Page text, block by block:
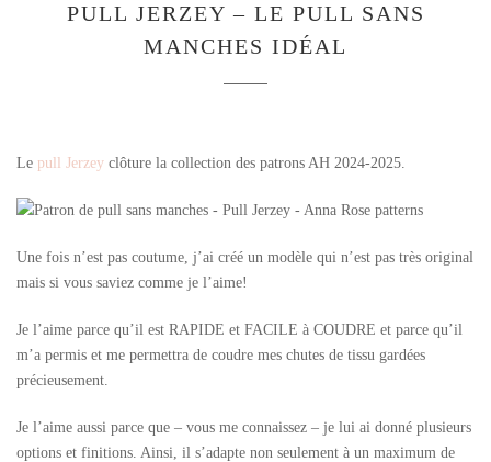
PULL JERZEY – LE PULL SANS
MANCHES IDÉAL
Le pull Jerzey clôture la collection des patrons AH 2024-2025.
Une fois n’est pas coutume, j’ai créé un modèle qui n’est pas très original
mais si vous saviez comme je l’aime!
Je l’aime parce qu’il est RAPIDE et FACILE à COUDRE et parce qu’il
m’a permis et me permettra de coudre mes chutes de tissu gardées
précieusement.
Je l’aime aussi parce que – vous me connaissez – je lui ai donné plusieurs
options et finitions. Ainsi, il s’adapte non seulement à un maximum de